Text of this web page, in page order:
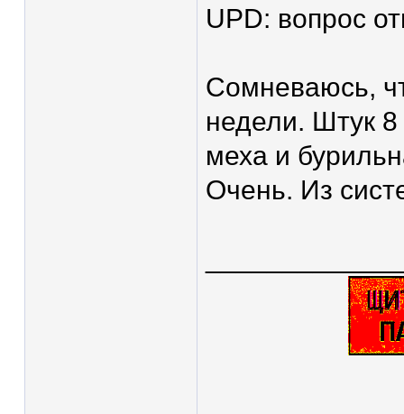
UPD: вопрос
Сомневаюсь,
недели. Штук
меха и
Очень. Из